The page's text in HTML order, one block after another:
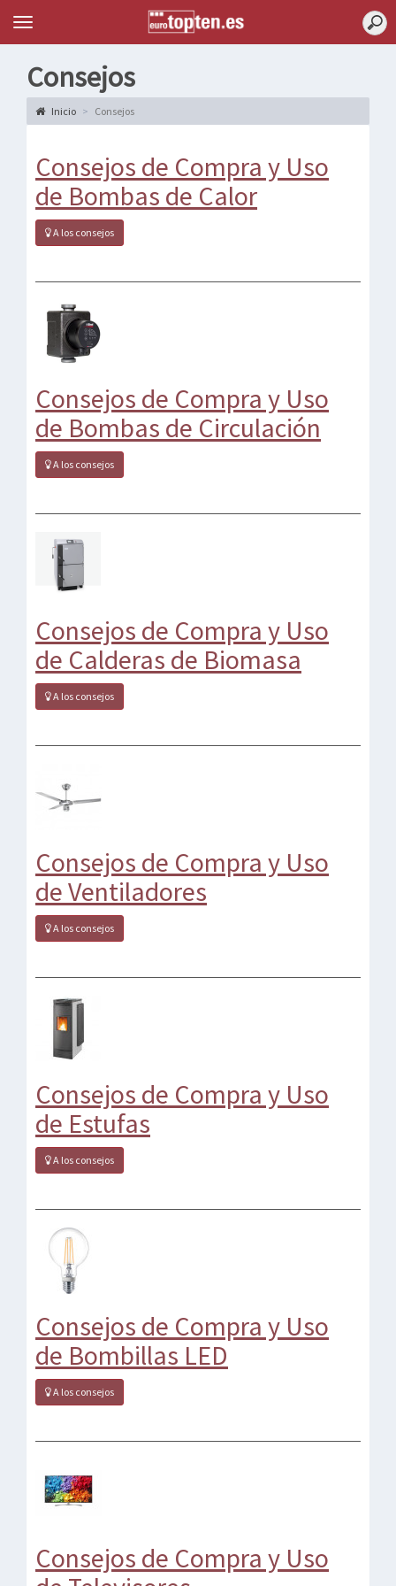
Topten
Menu
Consejos
Inicio Consejos
Consejos de Compra y Uso
de Bombas de Calor
A los consejos
Consejos de Compra y Uso
de Bombas de Circulación
A los consejos
Consejos de Compra y Uso
de Calderas de Biomasa
A los consejos
Consejos de Compra y Uso
de Ventiladores
A los consejos
Consejos de Compra y Uso
de Estufas
A los consejos
Consejos de Compra y Uso
de Bombillas LED
A los consejos
Consejos de Compra y Uso